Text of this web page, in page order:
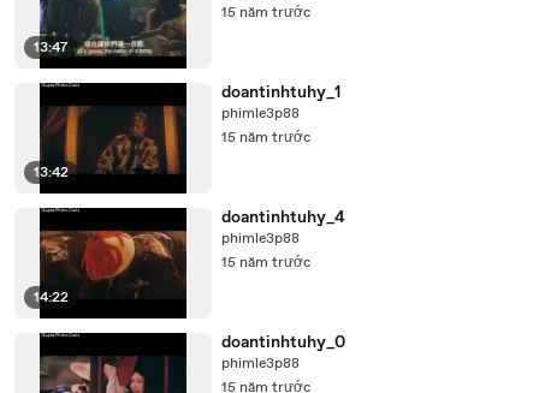
13:47
15 năm trước
13:42
doantinhtuhy_1
phimle3p88
15 năm trước
14:22
doantinhtuhy_4
phimle3p88
15 năm trước
doantinhtuhy_0
phimle3p88
15 năm trước